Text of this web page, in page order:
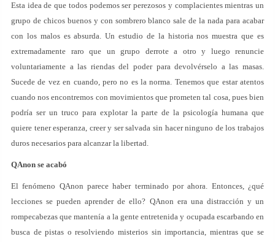
Esta idea de que todos podemos ser perezosos y complacientes mientras un
grupo de chicos buenos y con sombrero blanco sale de la nada para acabar
con los malos es absurda. Un estudio de la historia nos muestra que es
extremadamente raro que un grupo derrote a otro y luego renuncie
voluntariamente a las riendas del poder para devolvérselo a las masas.
Sucede de vez en cuando, pero no es la norma. Tenemos que estar atentos
cuando nos encontremos con movimientos que prometen tal cosa, pues bien
podría ser un truco para explotar la parte de la psicología humana que
quiere tener esperanza, creer y ser salvada sin hacer ninguno de los trabajos
duros necesarios para alcanzar la libertad.
QAnon se acabó
El fenómeno QAnon parece haber terminado por ahora. Entonces, ¿qué
lecciones se pueden aprender de ello? QAnon era una distracción y un
rompecabezas que mantenía a la gente entretenida y ocupada escarbando en
busca de pistas o resolviendo misterios sin importancia, mientras que se